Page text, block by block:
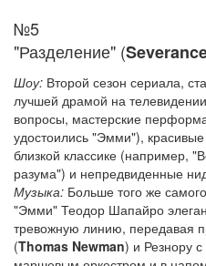
№5
"Разделение" (
Шоу: Второй сезон сериала,
лучшей драмой на
вопросы, мастерские
удостоились "Эмми"),
близкой классике (например,
разума") и непредвиденные
Музыка: Больше того же
"Эмми" Теодор Шапайро
тревожную линию, передавая
(Thomas Newman) и Резнору